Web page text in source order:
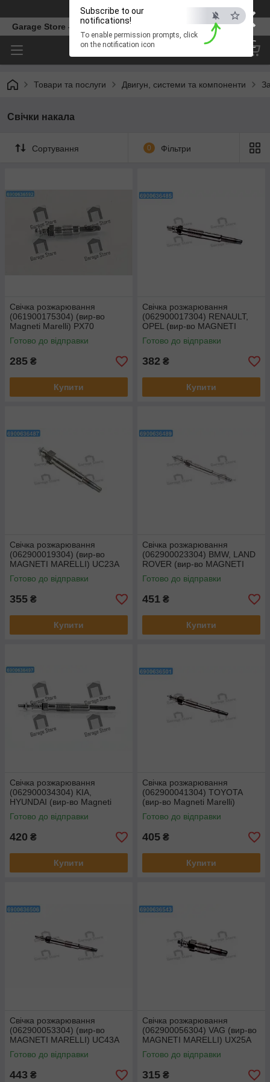
×
ESC
Subscribe to our
notifications!
To enable permission prompts, click
on the notification icon
Телефон
Garage Store – інтернет магазин автозапчастин.
Товари та послуги Двигун, системи та компоненти
Свічки накала
Сортування 0 Фільтри
Свічка розжарювання
(061900175304) (вир-во
Magneti Marelli) PX70
Готово до відправки
285 ₴
Купити
Свічка розжарювання
(062900017304) RENAULT,
OPEL (вир-во MAGNETI
MARELLI) UC21A
Готово до відправки
382 ₴
Купити
Свічка розжарювання
(062900019304) (вир-во
MAGNETI MARELLI) UC23A
Готово до відправки
355 ₴
Купити
Свічка розжарювання
(062900023304) BMW, LAND
ROVER (вир-во MAGNETI
MARELLI) UC26A
Готово до відправки
451 ₴
Купити
Свічка розжарювання
(062900034304) KIA,
HYUNDAI (вир-во Magneti
Marelli) UC33A
Готово до відправки
420 ₴
Купити
Свічка розжарювання
(062900041304) TOYOTA
(вир-во Magneti Marelli)
UC38A
Готово до відправки
405 ₴
Купити
Свічка розжарювання
(062900053304) (вир-во
MAGNETI MARELLI) UC43A
Готово до відправки
443 ₴
Свічка розжарювання
(062900056304) VAG (вир-во
MAGNETI MARELLI) UX25A
Готово до відправки
315 ₴